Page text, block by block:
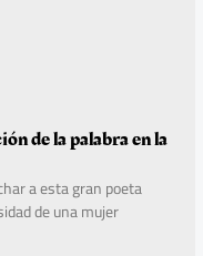
de la palabra en la
a esta gran poeta
de una mujer